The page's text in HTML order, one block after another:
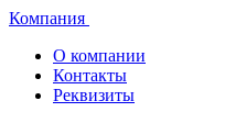
Компания
О компании
Контакты
Реквизиты